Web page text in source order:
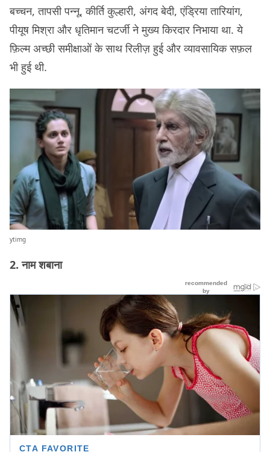
बच्चन, तापसी पन्नू, कीर्ति कुल्हारी, अंगद बेदी, एंड्रिया तारियांग,
पीयूष मिश्रा और धृतिमान चटर्जी ने मुख्य किरदार निभाया था. ये
फ़िल्म अच्छी समीक्षाओं के साथ रिलीज़ हुई और व्यावसायिक सफ़ल
भी हुई थी.
ytimg
2. नाम शबाना